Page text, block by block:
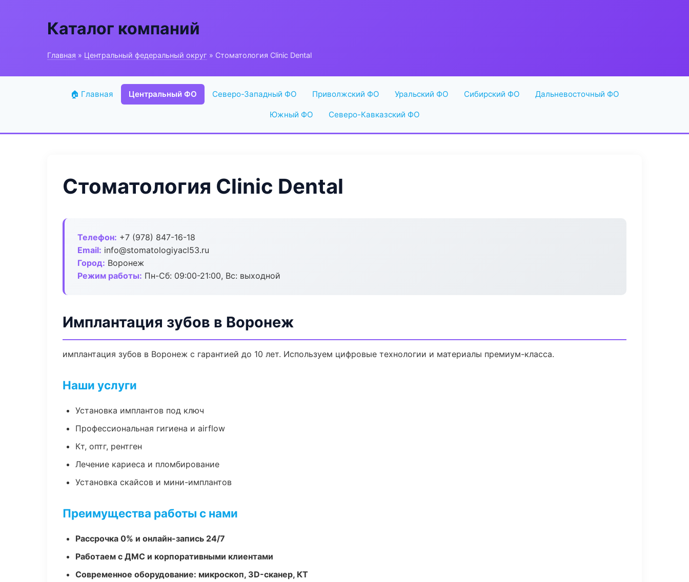
Каталог компаний
Главная » Центральный федеральный округ » Стоматология Clinic Dental
🏠 Главная Центральный ФО Северо-Западный ФО Приволжский ФО Уральский ФО Сибирский ФО Дальневосточный ФО
Южный ФО Северо-Кавказский ФО
Стоматология Clinic Dental
Телефон: +7 (978) 847-16-18
Email: info@stomatologiyacl53.ru
Город: Воронеж
Режим работы: Пн-Сб: 09:00-21:00, Вс: выходной
Имплантация зубов в Воронеж
имплантация зубов в Воронеж с гарантией до 10 лет. Используем цифровые технологии и материалы премиум-класса.
Наши услуги
Установка имплантов под ключ
Профессиональная гигиена и airflow
Кт, оптг, рентген
Лечение кариеса и пломбирование
Установка скайсов и мини-имплантов
Преимущества работы с нами
Рассрочка 0% и онлайн-запись 24/7
Работаем с ДМС и корпоративными клиентами
Современное оборудование: микроскоп, 3D-сканер, КТ